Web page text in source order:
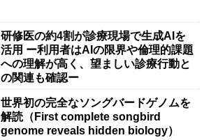
研修医の約4割が診療現場で生成AIを
活用 ー利用者はAIの限界や倫理的課題
への理解が高く、望ましい診療行動と
の関連も確認ー
世界初の完全なソングバードゲノムを
解読（First complete songbird
genome reveals hidden biology）